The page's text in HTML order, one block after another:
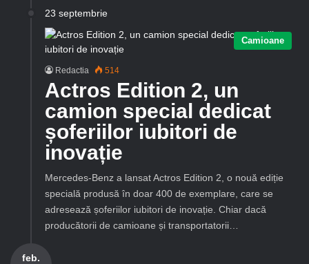
23 septembrie
Camioane
Redactia 514
Actros Edition 2, un
camion special dedicat
șoferiilor iubitori de
inovație
Mercedes-Benz a lansat Actros Edition 2, o nouă ediție
specială produsă în doar 400 de exemplare, care se
adresează șoferiilor iubitori de inovație. Chiar dacă
producătorii de camioane și transportatorii…
feb.